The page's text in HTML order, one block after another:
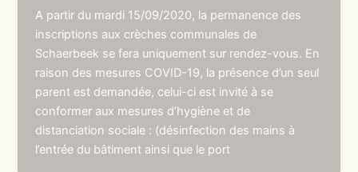
A partir du mardi 15/09/2020, la permanence des
inscriptions aux crèches communales de
Schaerbeek se fera uniquement sur rendez-vous. En
raison des mesures COVID-19, la présence d’un seul
parent est demandée, celui-ci est invité à se
conformer aux mesures d’hygiène et de
distanciation sociale : (désinfection des mains à
l’entrée du bâtiment ainsi que le port